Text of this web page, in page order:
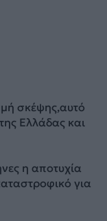
σκέψης,αυτό
Ελλάδας και
η αποτυχία
για